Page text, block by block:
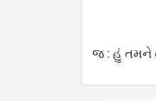
જ : હું તમને